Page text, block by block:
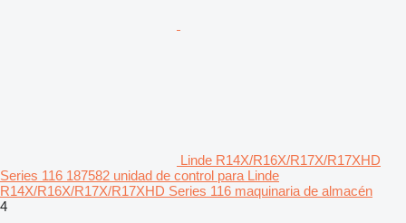
Linde R14X/R16X/R17X/R17XHD
Series 116 187582 unidad de control para Linde
R14X/R16X/R17X/R17XHD Series 116 maquinaria de almacén
4